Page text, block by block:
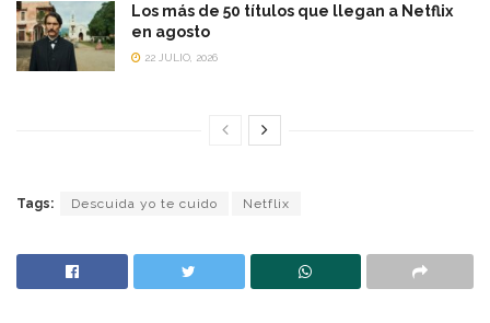
Los más de 50 títulos que llegan a Netflix
en agosto
22 JULIO, 2026
Tags: Descuida yo te cuido Netflix